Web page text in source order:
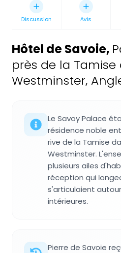
Discussion Avis
Hôtel de Savoie,
près de la Tamise
Westminster,
Le Savoy Palace
résidence noble
rive de la Tamise
Westminster.
plusieurs ailes
réception qui
s'articulaient
intérieures.
Pierre de Savoie